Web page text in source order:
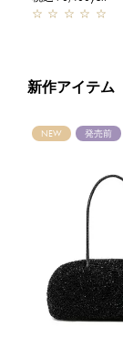
☆ ☆ ☆ ☆ ☆
新作アイテム
NEW 発売前